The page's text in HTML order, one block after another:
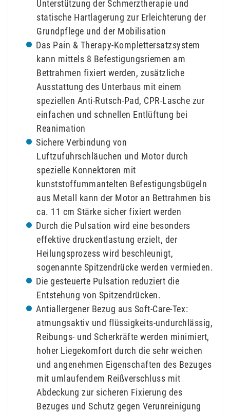
Unterstützung der Schmerztherapie und
statische Hartlagerung zur Erleichterung der
Grundpflege und der Mobilisation
Das Pain & Therapy-Komplettersatzsystem
kann mittels 8 Befestigungsriemen am
Bettrahmen fixiert werden, zusätzliche
Ausstattung des Unterbaus mit einem
speziellen Anti-Rutsch-Pad, CPR-Lasche zur
einfachen und schnellen Entlüftung bei
Reanimation
Sichere Verbindung von
Luftzufuhrschläuchen und Motor durch
spezielle Konnektoren mit
kunststoffummantelten Befestigungsbügeln
aus Metall kann der Motor an Bettrahmen bis
ca. 11 cm Stärke sicher fixiert werden
Durch die Pulsation wird eine besonders
effektive druckentlastung erzielt, der
Heilungsprozess wird beschleunigt,
sogenannte Spitzendrücke werden vermieden.
Die gesteuerte Pulsation reduziert die
Entstehung von Spitzendrücken.
Antiallergener Bezug aus Soft-Care-Tex:
atmungsaktiv und flüssigkeits-undurchlässig,
Reibungs- und Scherkräfte werden minimiert,
hoher Liegekomfort durch die sehr weichen
und angenehmen Eigenschaften des Bezuges
mit umlaufendem Reißverschluss mit
Abdeckung zur sicheren Fixierung des
Bezuges und Schutz gegen Verunreinigung